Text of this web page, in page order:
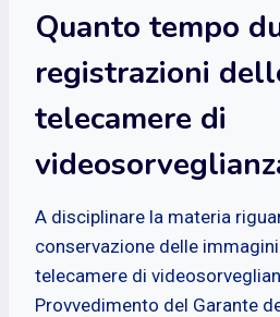
Quanto tempo
registrazioni
telecamere di
A disciplinare la materia
conservazione delle
telecamere di
Provvedimento del Garante